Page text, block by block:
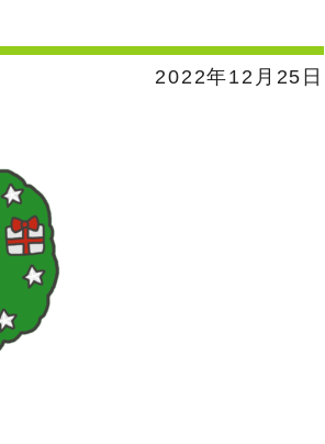
2022年12月25日